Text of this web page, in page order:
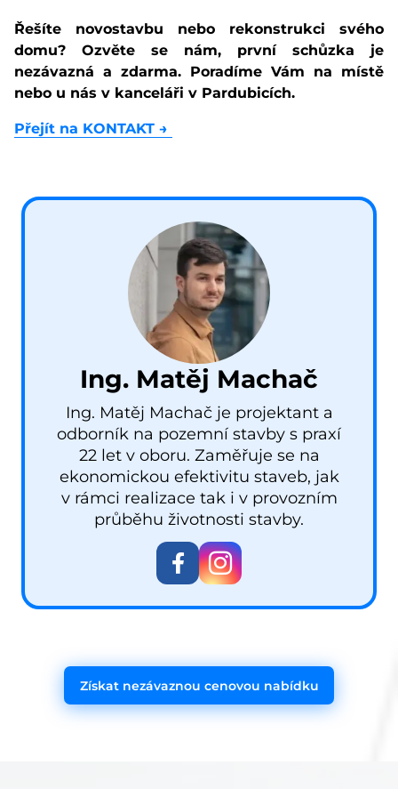
Řešíte novostavbu nebo rekonstrukci svého
domu? Ozvěte se nám, první schůzka je
nezávazná a zdarma. Poradíme Vám na místě
nebo u nás v kanceláři v Pardubicích.
Přejít na KONTAKT →
Ing. Matěj Machač
Ing. Matěj Machač je projektant a
odborník na pozemní stavby s praxí
22 let v oboru. Zaměřuje se na
ekonomickou efektivitu staveb, jak
v rámci realizace tak i v provozním
průběhu životnosti stavby.
Získat nezávaznou cenovou nabídku